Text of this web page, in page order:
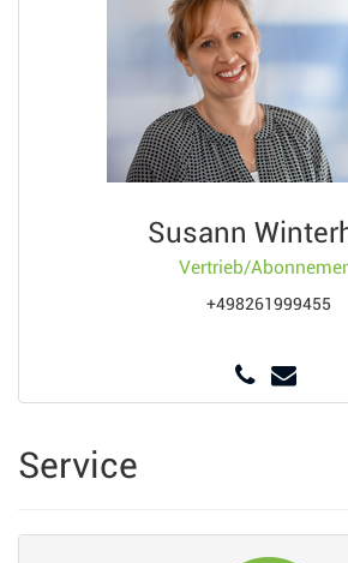
Susann
Vertrieb/
+498261999455
Service